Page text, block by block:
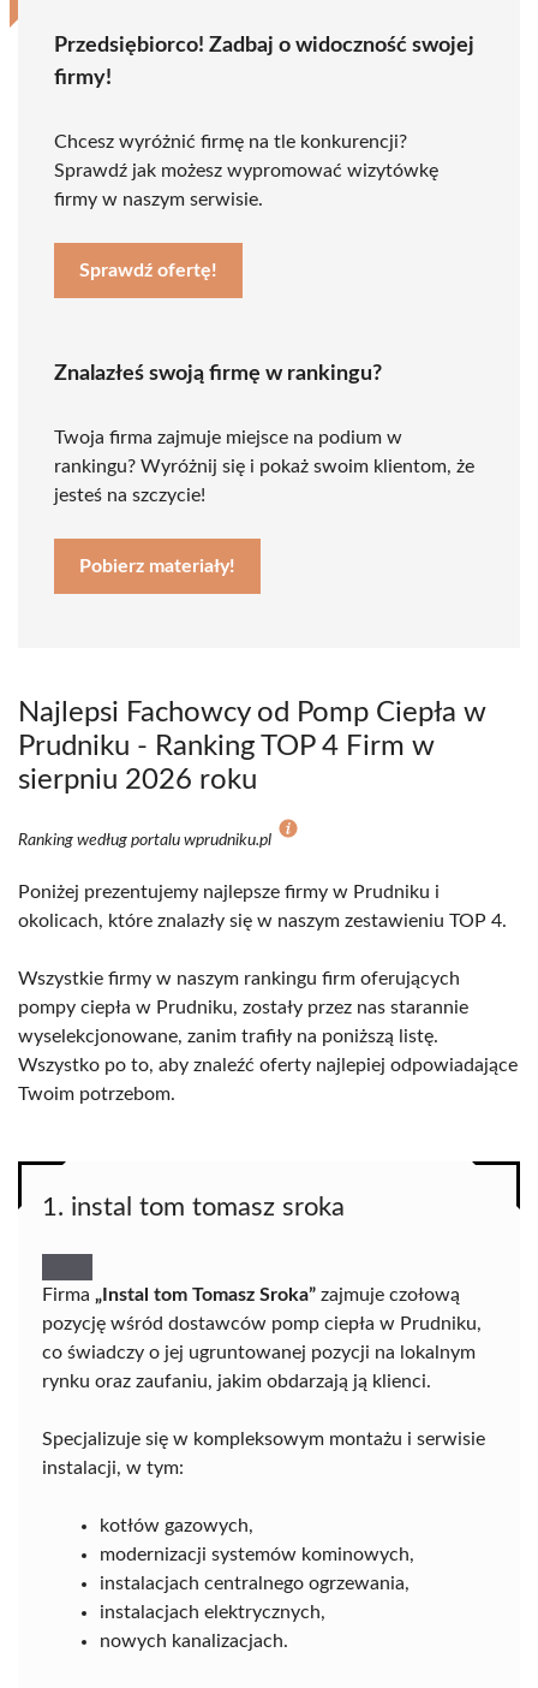
Przedsiębiorco! Zadbaj o widoczność swojej
firmy!
Chcesz wyróżnić firmę na tle konkurencji?
Sprawdź jak możesz wypromować wizytówkę
firmy w naszym serwisie.
Sprawdź ofertę!
Znalazłeś swoją firmę w rankingu?
Twoja firma zajmuje miejsce na podium w
rankingu? Wyróżnij się i pokaż swoim klientom, że
jesteś na szczycie!
Pobierz materiały!
Najlepsi Fachowcy od Pomp Ciepła w
Prudniku - Ranking TOP 4 Firm w
sierpniu 2026 roku
Ranking według portalu wprudniku.pl
Poniżej prezentujemy najlepsze firmy w Prudniku i
okolicach, które znalazły się w naszym zestawieniu TOP 4.
Wszystkie firmy w naszym rankingu firm oferujących
pompy ciepła w Prudniku, zostały przez nas starannie
wyselekcjonowane, zanim trafiły na poniższą listę.
Wszystko po to, aby znaleźć oferty najlepiej odpowiadające
Twoim potrzebom.
1. instal tom tomasz sroka
Firma „Instal tom Tomasz Sroka” zajmuje czołową
pozycję wśród dostawców pomp ciepła w Prudniku,
co świadczy o jej ugruntowanej pozycji na lokalnym
rynku oraz zaufaniu, jakim obdarzają ją klienci.
Specjalizuje się w kompleksowym montażu i serwisie
instalacji, w tym:
kotłów gazowych,
modernizacji systemów kominowych,
instalacjach centralnego ogrzewania,
instalacjach elektrycznych,
nowych kanalizacjach.